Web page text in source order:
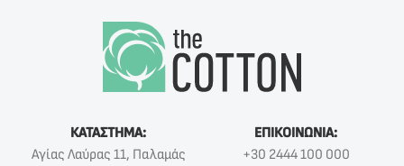
ΚΑΤΑΣΤΗΜΑ:
Αγίας Λαύρας 11, Παλαμάς
ΕΠΙΚΟΙΝΩΝΙΑ:
+30 2444 100 000